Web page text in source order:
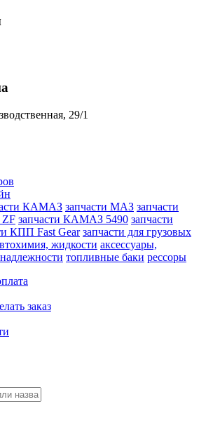
29/1
КАМАЗ запчасти МАЗ запчасти
ZF запчасти КАМАЗ 5490 запчасти
КПП Fast Gear запчасти для грузовых
жидкости аксессуары,
топливные баки рессоры
заказ